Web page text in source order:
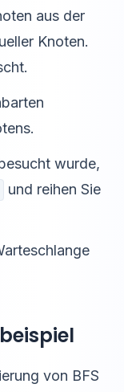
aus der
Knoten.
wurde,
und reihen Sie
von BFS